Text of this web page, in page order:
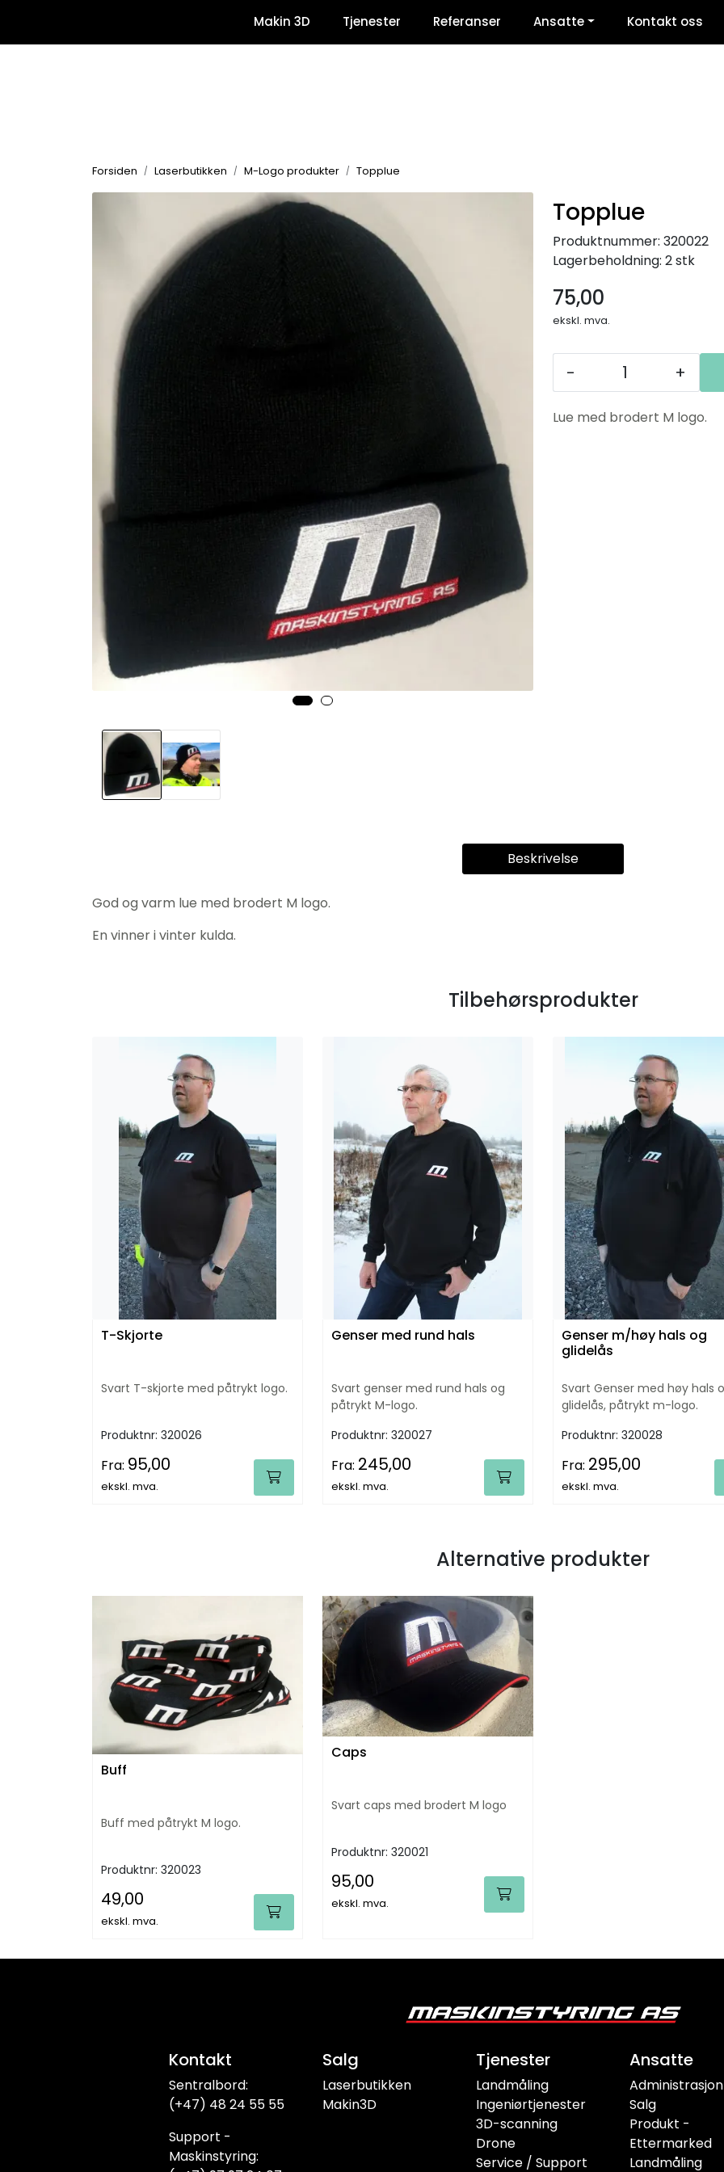
Makin 3D Tjenester Referanser Ansatte Kontakt oss
Forsiden Laserbutikken M-Logo produkter Topplue
Topplue
Produktnummer: 320022
Lagerbeholdning: 2 stk
75,00
ekskl. mva.
- +
Lue med brodert M logo.
Beskrivelse
God og varm lue med brodert M logo.
En vinner i vinter kulda.
Tilbehørsprodukter
T-Skjorte
Svart T-skjorte med påtrykt logo.
Produktnr: 320026
Fra: 95,00
ekskl. mva.
Genser med rund hals
Svart genser med rund hals og
påtrykt M-logo.
Produktnr: 320027
Fra: 245,00
ekskl. mva.
Genser m/høy hals og
glidelås
Svart Genser med høy hals
glidelås, påtrykt m-logo.
Produktnr: 320028
Fra: 295,00
ekskl. mva.
Alternative produkter
Buff
Buff med påtrykt M logo.
Produktnr: 320023
49,00
ekskl. mva.
Caps
Svart caps med brodert M logo
Produktnr: 320021
95,00
ekskl. mva.
Kontakt
Sentralbord:
(+47) 48 24 55 55
Support -
Maskinstyring:
Salg
Laserbutikken
Makin3D
Tjenester
Landmåling
Ingeniørtjenester
3D-scanning
Drone
Service / Support
Ansatte
Administrasjon
Salg
Produkt -
Ettermarked
Landmåling